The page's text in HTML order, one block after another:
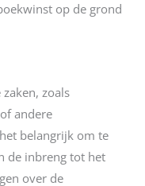
op de grond
zoals
andere
belangrijk om te
de inbreng tot het
over de